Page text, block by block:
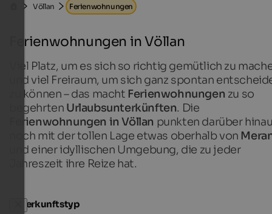
Völlan Ferienwohnungen
Ferienwohnungen in Völlan
Viel Platz, um es sich so richtig gemütlich zu
und viel Freiraum, um sich ganz spontan
zu können – das macht Ferienwohnungen zu so
begehrten Urlaubsunterkünften. Die
Ferienwohnungen in Völlan punkten darüber
noch mit der tollen Lage etwas oberhalb von
und einer idyllischen Umgebung, die zu jeder
Jahreszeit ihre Reize hat.
Unterkunftstyp